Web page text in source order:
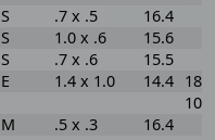
S .7 x .5
16.4
S 1.0 x .6
15.6
S .7 x .6
15.5
E 1.4 x 1.0 14.4
M .5 x .3
16.4